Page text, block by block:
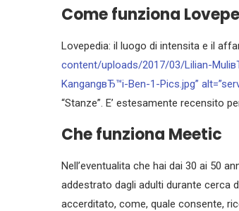
Come funziona
Lovepedia: il luogo di intensita e il
content/uploads/2017/03/Lilian-
KangangвЂ™i-Ben-1-Pics.jpg”
“Stanze”. E’ estesamente recensito
Che funziona Meetic
Nell’eventualita che hai dai 30 ai 50
addestrato dagli adulti durante cerca
accerditato, come, quale consente,